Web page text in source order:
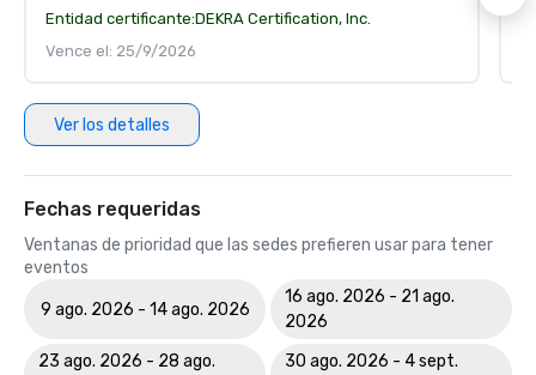
Entidad certificante:DEKRA Certification, Inc.
Vence el: 25/9/2026
Ver los detalles
Fechas requeridas
Ventanas de prioridad que las sedes prefieren usar para tener
eventos
9 ago. 2026 - 14 ago. 2026
16 ago. 2026 - 21 ago.
2026
23 ago. 2026 - 28 ago.
30 ago. 2026 - 4 sept.